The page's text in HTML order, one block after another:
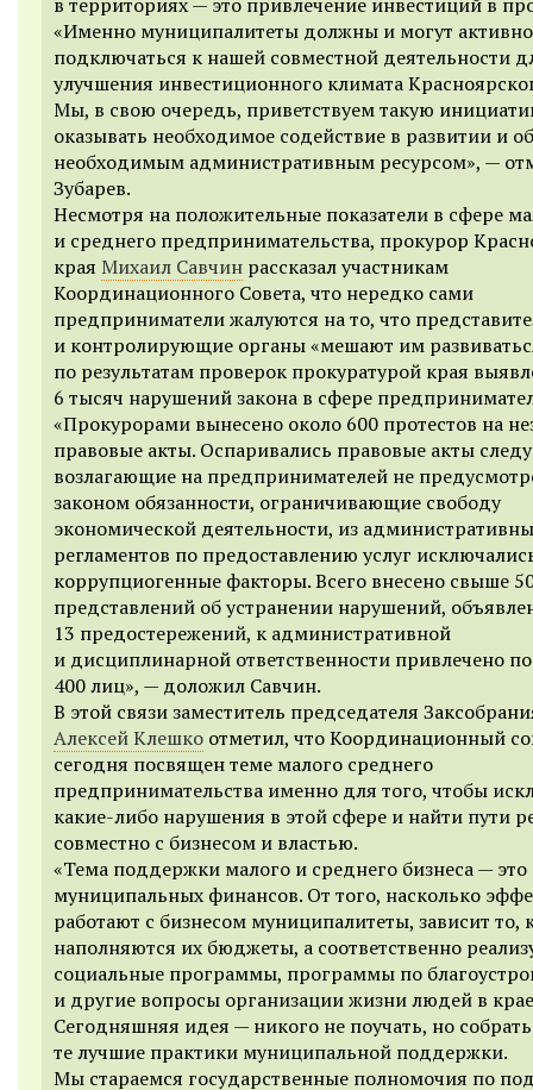
«Именно муниципалитеты должны и могут активно
подключаться к нашей совместной деятельности
улучшения инвестиционного климата
Мы, в свою очередь, приветствуем такую
оказывать необходимое содействие в развитии и
необходимым административным ресурсом», —
Зубарев.
Несмотря на положительные показатели в сфере
и среднего предпринимательства, прокурор
края Михаил Савчин рассказал участникам
Координационного Совета, что нередко сами
предприниматели жалуются на то, что
и контролирующие органы «мешают им
по результатам проверок прокуратурой края
6 тысяч нарушений закона в сфере
«Прокурорами вынесено около 600 протестов на
правовые акты. Оспаривались правовые акты
возлагающие на предпринимателей не
законом обязанности, ограничивающие свободу
экономической деятельности, из
регламентов по предоставлению услуг
коррупциогенные факторы. Всего внесено свыше
представлений об устранении нарушений,
13 предостережений, к административной
и дисциплинарной ответственности привлечено
400 лиц», — доложил Савчин.
В этой связи заместитель председателя
Алексей Клешко отметил, что Координационный
сегодня посвящен теме малого среднего
предпринимательства именно для того, чтобы
какие-либо нарушения в этой сфере и найти пути
совместно с бизнесом и властью.
«Тема поддержки малого и среднего бизнеса — это
муниципальных финансов. От того, насколько
работают с бизнесом муниципалитеты, зависит то,
наполняются их бюджеты, а соответственно
социальные программы, программы по
и другие вопросы организации жизни людей в
Сегодняшняя идея — никого не поучать, но
те лучшие практики муниципальной поддержки.
Мы стараемся государственные полномочия по